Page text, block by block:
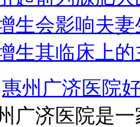
生会影响夫妻
生其临床上
惠州广济医院
济医院是一